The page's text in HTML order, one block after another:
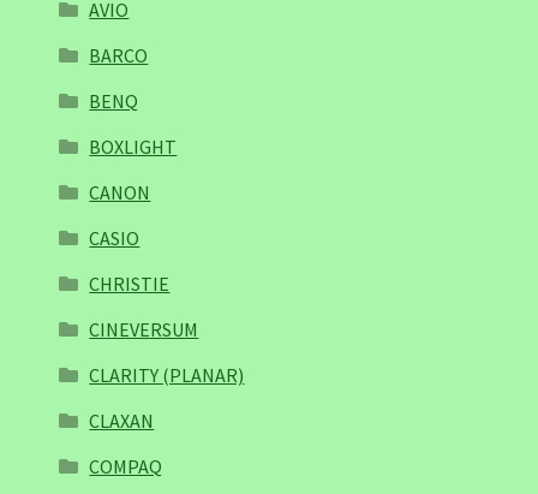
AVIO
BARCO
BENQ
BOXLIGHT
CANON
CASIO
CHRISTIE
CINEVERSUM
CLARITY (PLANAR)
CLAXAN
COMPAQ